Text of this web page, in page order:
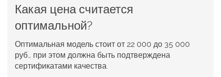
Какая цена считается
оптимальной?
Оптимальная модель стоит от 22 000 до 35 000
руб., при этом должна быть подтверждена
сертификатами качества.